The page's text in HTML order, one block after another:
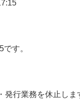
す。
行業務を休止しま